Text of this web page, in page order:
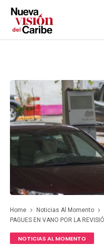
Home Noticias Al Momento
PAGUES EN VANO POR LA
NOTICIAS AL MOMENTO